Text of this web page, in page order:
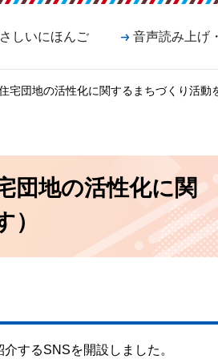
しいにほんご 音声読み上げ
宅団地の活性化に関するまちづくり活動
団地の活性化に関
するSNSを開設しました。